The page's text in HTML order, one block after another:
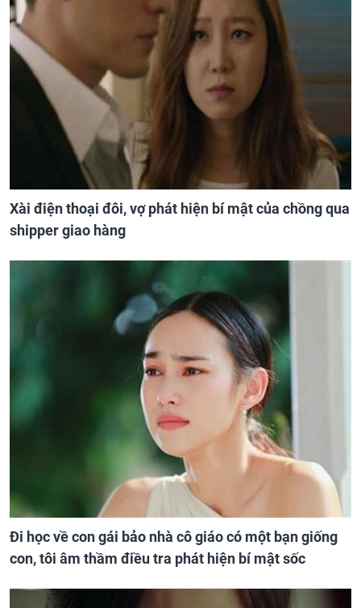
Xài điện thoại đôi, vợ phát hiện bí mật của chồng qua
shipper giao hàng
Đi học về con gái bảo nhà cô giáo có một bạn giống
con, tôi âm thầm điều tra phát hiện bí mật sốc